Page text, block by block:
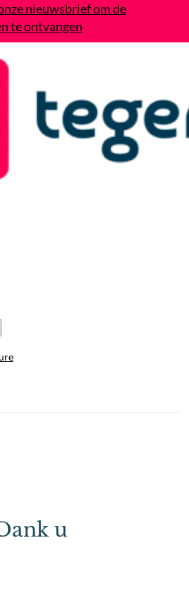
nieuwsbrief om de
te ontvangen
u